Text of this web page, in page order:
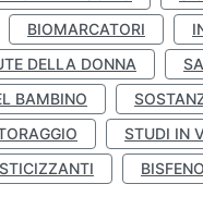
BIOMARCATORI
DELLA DONNA
BAMBINO
STUDI IN